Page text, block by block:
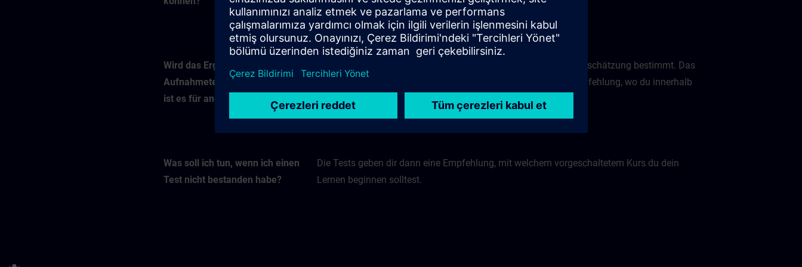
Wird das Ergebnis meines
Aufnahmetests gespeichert und
ist es für andere sichtbar?
Nein, der Eingangstest ist ausschließlich für dein persönliche Einschätzung bestimmt. Das
Bestehen oder nicht Bestehen des Tests ergibt lediglich eine Empfehlung, wo du innerhalb
eines Lernweges starten solltest.
Was soll ich tun, wenn ich einen
Test nicht bestanden habe?
Die Tests geben dir dann eine Empfehlung, mit welchem vorgeschaltetem Kurs du dein
Lernen beginnen solltest.